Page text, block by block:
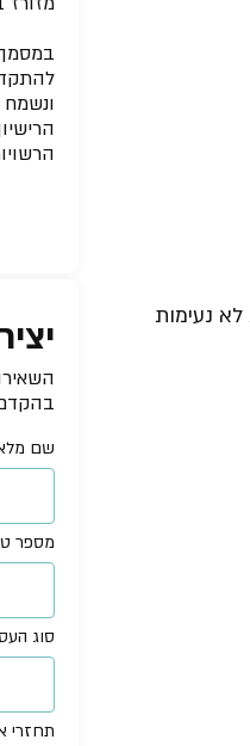
נעימות
שם
מספר
סוג
תחזרי